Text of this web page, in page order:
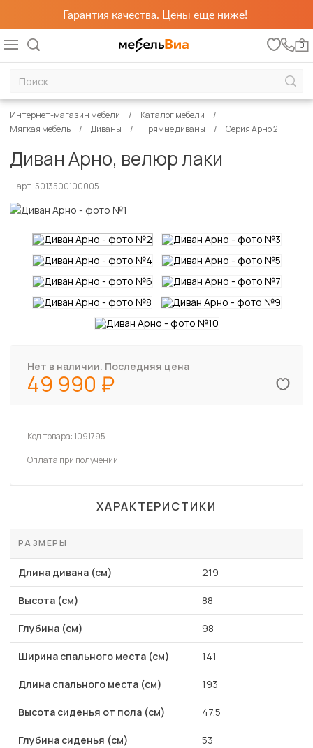
Гарантия качества. Цены еще ниже!
0
Интернет-магазин мебели
Каталог мебели
Мягкая мебель
Диваны Прямые диваны Серия Арно 2
Диван Арно, велюр лаки
арт. 5013500100005
Нет в наличии. Последняя цена
49 990
Код товара:1091795
Оплата при получении
ХАРАКТЕРИСТИКИ
РАЗМЕРЫ
Длина дивана (см) 219
Высота (см) 88
Глубина (см) 98
Ширина спального места (см) 141
Длина спального места (см) 193
Высота сиденья от пола (см) 47.5
Глубина сиденья (см) 53